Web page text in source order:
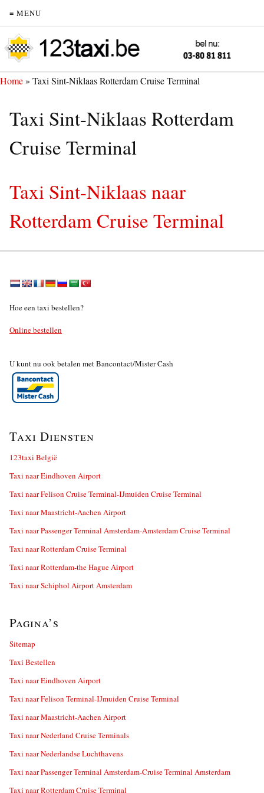
≡ MENU
Home» Taxi Sint-Niklaas Rotterdam Cruise Terminal
Taxi Sint-Niklaas Rotterdam
Cruise Terminal
Taxi Sint-Niklaas naar
Rotterdam Cruise Terminal
Hoe een taxi bestellen?
Online bestellen
U kunt nu ook betalen met Bancontact/Mister Cash
Taxi Diensten
123taxi België
Taxi naar Eindhoven Airport
Taxi naar Felison Cruise Terminal-IJmuiden Cruise Terminal
Taxi naar Maastricht-Aachen Airport
Taxi naar Passenger Terminal Amsterdam-Amsterdam Cruise Terminal
Taxi naar Rotterdam Cruise Terminal
Taxi naar Rotterdam-the Hague Airport
Taxi naar Schiphol Airport Amsterdam
Pagina’s
Sitemap
Taxi Bestellen
Taxi naar Eindhoven Airport
Taxi naar Felison Terminal-IJmuiden Cruise Terminal
Taxi naar Maastricht-Aachen Airport
Taxi naar Nederland Cruise Terminals
Taxi naar Nederlandse Luchthavens
Taxi naar Passenger Terminal Amsterdam-Cruise Terminal Amsterdam
Taxi naar Rotterdam Cruise Terminal